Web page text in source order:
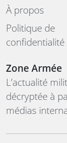
À propos
Politique de
confidentialité
Zone Armée
L’actualité
décryptée à
médias